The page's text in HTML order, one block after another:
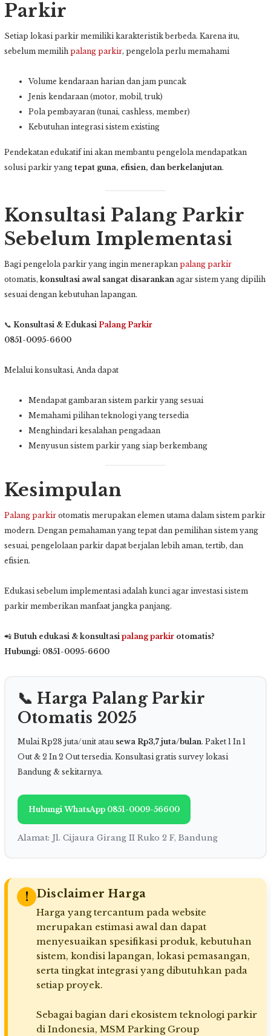
Parkir
Setiap lokasi parkir memiliki karakteristik berbeda. Karena itu,
sebelum memilih palang parkir, pengelola perlu memahami
Volume kendaraan harian dan jam puncak
Jenis kendaraan (motor, mobil, truk)
Pola pembayaran (tunai, cashless, member)
Kebutuhan integrasi sistem existing
Pendekatan edukatif ini akan membantu pengelola mendapatkan
solusi parkir yang tepat guna, efisien, dan berkelanjutan.
Konsultasi Palang Parkir
Sebelum Implementasi
Bagi pengelola parkir yang ingin menerapkan palang parkir
otomatis, konsultasi awal sangat disarankan agar sistem yang dipilih
sesuai dengan kebutuhan lapangan.
📞 Konsultasi & Edukasi Palang Parkir
0851-0095-6600
Melalui konsultasi, Anda dapat
Mendapat gambaran sistem parkir yang sesuai
Memahami pilihan teknologi yang tersedia
Menghindari kesalahan pengadaan
Menyusun sistem parkir yang siap berkembang
Kesimpulan
Palang parkir otomatis merupakan elemen utama dalam sistem parkir
modern. Dengan pemahaman yang tepat dan pemilihan sistem yang
sesuai, pengelolaan parkir dapat berjalan lebih aman, tertib, dan
efisien.
Edukasi sebelum implementasi adalah kunci agar investasi sistem
parkir memberikan manfaat jangka panjang.
📲 Butuh edukasi & konsultasi palang parkir otomatis?
Hubungi: 0851-0095-6600
📞 Harga Palang Parkir
Otomatis 2025
Mulai Rp28 juta/unit atau sewa Rp3,7 juta/bulan. Paket 1 In 1
Out & 2 In 2 Out tersedia. Konsultasi gratis survey lokasi
Bandung & sekitarnya.
Hubungi WhatsApp 0851-0009-56600
Alamat: Jl. Cijaura Girang II Ruko 2 F, Bandung
! Disclaimer Harga
Harga yang tercantum pada website
merupakan estimasi awal dan dapat
menyesuaikan spesifikasi produk, kebutuhan
sistem, kondisi lapangan, lokasi pemasangan,
serta tingkat integrasi yang dibutuhkan pada
setiap proyek.
Sebagai bagian dari ekosistem teknologi parkir
di Indonesia, MSM Parking Group